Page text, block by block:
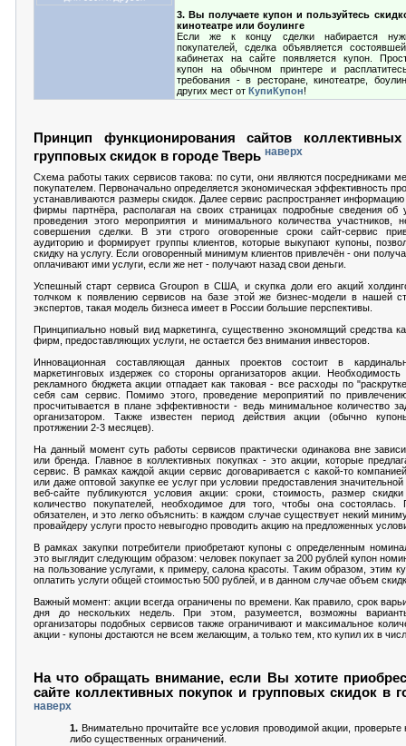
3. Вы получаете купон и пользуйтесь
кинотеатре или боулинге
Если же к концу сделки набирается
покупателей, сделка объявляется
кабинетах на сайте появляется купон.
купон на обычном принтере и
требования - в ресторане, кинотеатре,
других мест от КупиКупон!
Принцип функционирования сайтов
групповых скидок в городе Тверь наверх
Схема работы таких сервисов такова: по сути, они являются посредниками
покупателем. Первоначально определяется экономическая эффективность
устанавливаются размеры скидок. Далее сервис распространяет
фирмы партнёра, располагая на своих страницах подробные сведения об
проведения этого мероприятия и минимального количества участников,
совершения сделки. В эти строго оговоренные сроки сайт-сервис
аудиторию и формирует группы клиентов, которые выкупают купоны,
скидку на услугу. Если оговоренный минимум клиентов привлечён - они
оплачивают ими услуги, если же нет - получают назад свои деньги.
Успешный старт сервиса Groupon в США, и скупка доли его акций
толчком к появлению сервисов на базе этой же бизнес-модели в нашей
экспертов, такая модель бизнеса имеет в России большие перспективы.
Принципиально новый вид маркетинга, существенно экономящий средства
фирм, предоставляющих услуги, не остается без внимания инвесторов.
Инновационная составляющая данных проектов состоит в
маркетинговых издержек со стороны организаторов акции.
рекламного бюджета акции отпадает как таковая - все расходы по
себя сам сервис. Помимо этого, проведение мероприятий по
просчитывается в плане эффективности - ведь минимальное количество
организатором. Также известен период действия акции (обычно
протяжении 2-3 месяцев).
На данный момент суть работы сервисов практически одинакова вне
или бренда. Главное в коллективных покупках - это акции, которые
сервис. В рамках каждой акции сервис договаривается с какой-то
или даже оптовой закупке ее услуг при условии предоставления
веб-сайте публикуются условия акции: сроки, стоимость, размер
количество покупателей, необходимое для того, чтобы она состоялась.
обязателен, и это легко объяснить: в каждом случае существует некий
провайдеру услуги просто невыгодно проводить акцию на предложенных
В рамках закупки потребители приобретают купоны с определенным
это выглядит следующим образом: человек покупает за 200 рублей купон
на пользование услугами, к примеру, салона красоты. Таким образом, этим
оплатить услуги общей стоимостью 500 рублей, и в данном случае объем
Важный момент: акции всегда ограничены по времени. Как правило, срок
дня до нескольких недель. При этом, разумеется, возможны
организаторы подобных сервисов также ограничивают и максимальное
акции - купоны достаются не всем желающим, а только тем, кто купил их в
На что обращать внимание, если Вы хотите
сайте коллективных покупок и групповых скидок в
наверх
1. Внимательно прочитайте все условия проводимой акции, проверьте
либо существенных ограничений.